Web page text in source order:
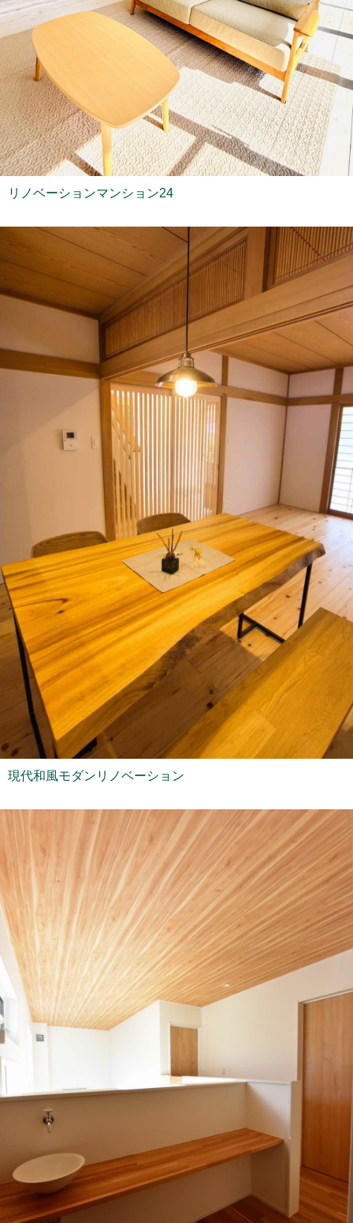
リノベーションマンション24
現代和風モダンリノベーション